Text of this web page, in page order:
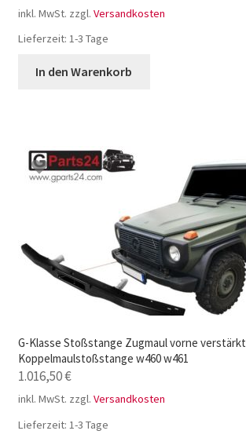
inkl. MwSt. zzgl. Versandkosten
Lieferzeit: 1-3 Tage
In den Warenkorb
G-Klasse Stoßstange Zugmaul vorne verstärkt
Koppelmaulstoßstange w460 w461
1.016,50€
inkl. MwSt. zzgl. Versandkosten
Lieferzeit: 1-3 Tage